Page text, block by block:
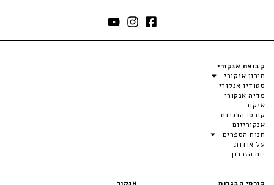
קבוצת אנקורי
תיכון אנקורי
סטודיו אנקורי
מדיה אנקורי
אנקור
קורסי הבגרות
אנקוריזום
חנות הספרים
על אודות
יום הזכרון